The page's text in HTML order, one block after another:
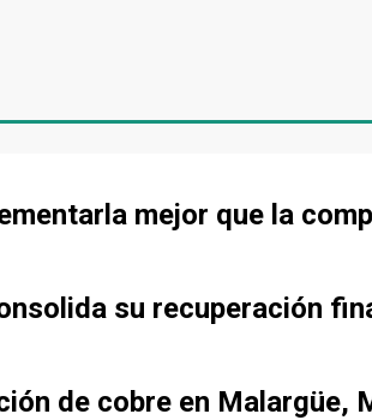
mejor que la
su recuperación
de cobre en Malargüe,